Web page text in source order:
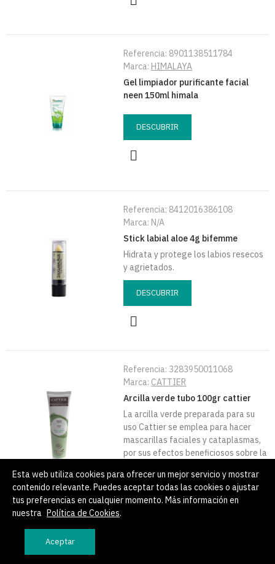
Referencia: 8901138511784
Marca: HIMALAYA
Gel limpiador purificante facial
neen 150ml himala
DESCUBRIR
Referencia: 8412016386108
Marca: N/A
Stick labial aloe 4g bifemme
Hidrata y protege los labios resecos
y agrietados.
DESCUBRIR
Referencia: 3283950011068
Marca: CATTIER
Arcilla verde tubo 100gr cattier
La arcilla verde preparada para su
uso Cattier se emplea para hacer
mascarillas faciales y cataplasmas,
por sus efectos beneficiosos sobre la
purificante y regeneradora, la Arcilla
Verde Cattier es especialmente
adecuada para el cuidado de las
Esta web utiliza cookies para ofrecer un mejor servicio y mostrar
contenido relevante. Puedes aceptar todas las cookies o ajustar
tus preferencias en cualquier momento. Más información en
nuestra Política de Cookies.
Aceptar